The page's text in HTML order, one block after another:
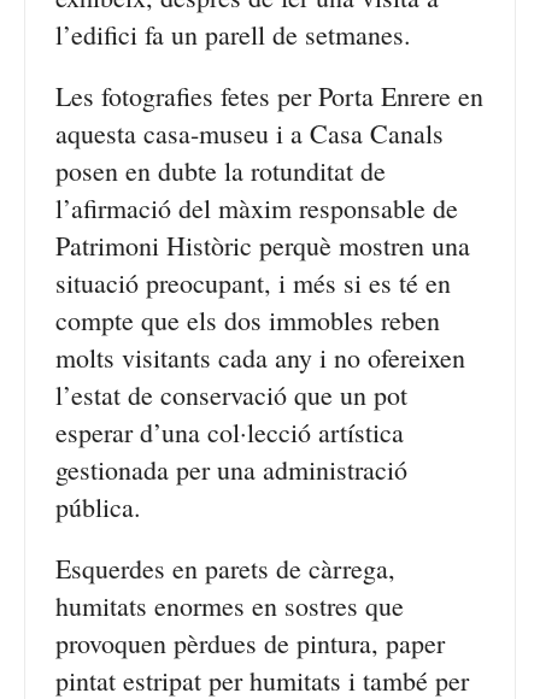
l’edifici fa un parell de setmanes.
Les fotografies fetes per Porta Enrere en
aquesta casa-museu i a Casa Canals
posen en dubte la rotunditat de
l’afirmació del màxim responsable de
Patrimoni Històric perquè mostren una
situació preocupant, i més si es té en
compte que els dos immobles reben
molts visitants cada any i no ofereixen
l’estat de conservació que un pot
esperar d’una col·lecció artística
gestionada per una administració
pública.
Esquerdes en parets de càrrega,
humitats enormes en sostres que
provoquen pèrdues de pintura, paper
pintat estripat per humitats i també per